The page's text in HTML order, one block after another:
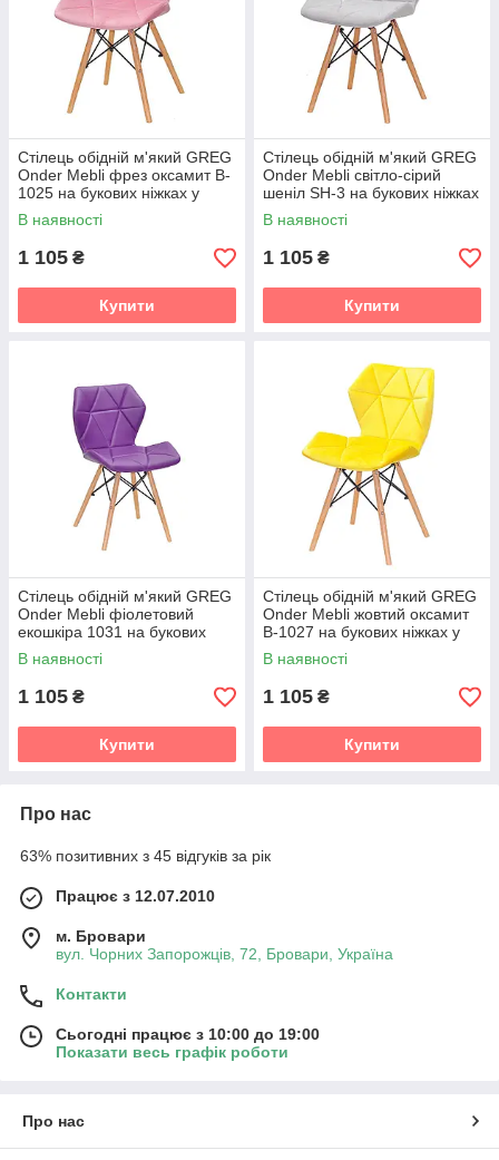
Стілець обідній м'який GREG
Onder Mebli фрез оксамит B-
1025 на букових ніжках у
скандинавському стилі
В наявності
1 105 ₴
Купити
Стілець обідній м'який GREG
Onder Mebli світло-сірий
шеніл SH-3 на букових ніжках
у скандинавському стилі
В наявності
1 105 ₴
Купити
Стілець обідній м'який GREG
Onder Mebli фіолетовий
екошкіра 1031 на букових
ніжках у скандинавському
стилі
В наявності
1 105 ₴
Купити
Стілець обідній м'який GREG
Onder Mebli жовтий оксамит
B-1027 на букових ніжках у
скандинавському стилі
В наявності
1 105 ₴
Купити
Про нас
63% позитивних з 45 відгуків за рік
Працює з 12.07.2010
м. Бровари
вул. Чорних Запорожців, 72, Бровари, Україна
Контакти
Сьогодні працює з 10:00 до 19:00
Показати весь графік роботи
Про нас